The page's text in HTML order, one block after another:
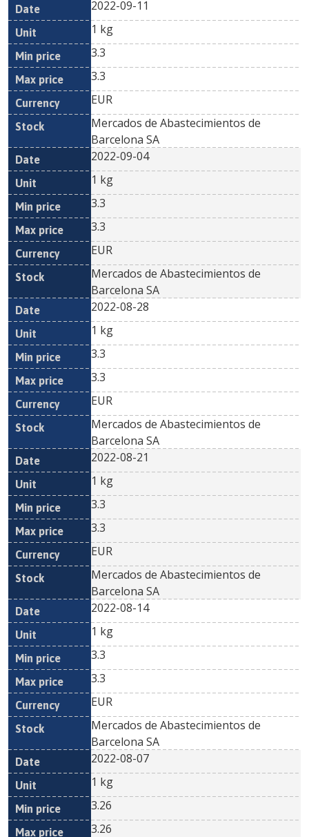
2022-09-11
1 kg
3.3
3.3
EUR
Mercados de Abastecimientos de
Barcelona SA
2022-09-04
1 kg
3.3
3.3
EUR
Mercados de Abastecimientos de
Barcelona SA
2022-08-28
1 kg
3.3
3.3
EUR
Mercados de Abastecimientos de
Barcelona SA
2022-08-21
1 kg
3.3
3.3
EUR
Mercados de Abastecimientos de
Barcelona SA
2022-08-14
1 kg
3.3
3.3
EUR
Mercados de Abastecimientos de
Barcelona SA
2022-08-07
1 kg
3.26
3.26